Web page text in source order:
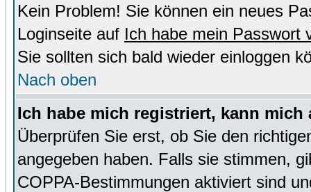
Kein Problem! Sie können ein neues
Loginseite auf Ich habe mein Passwort
Sie sollten sich bald wieder einloggen
Nach oben
Ich habe mich registriert, kann
Überprüfen Sie erst, ob Sie den
angegeben haben. Falls sie stimmen,
COPPA-Bestimmungen aktiviert sind